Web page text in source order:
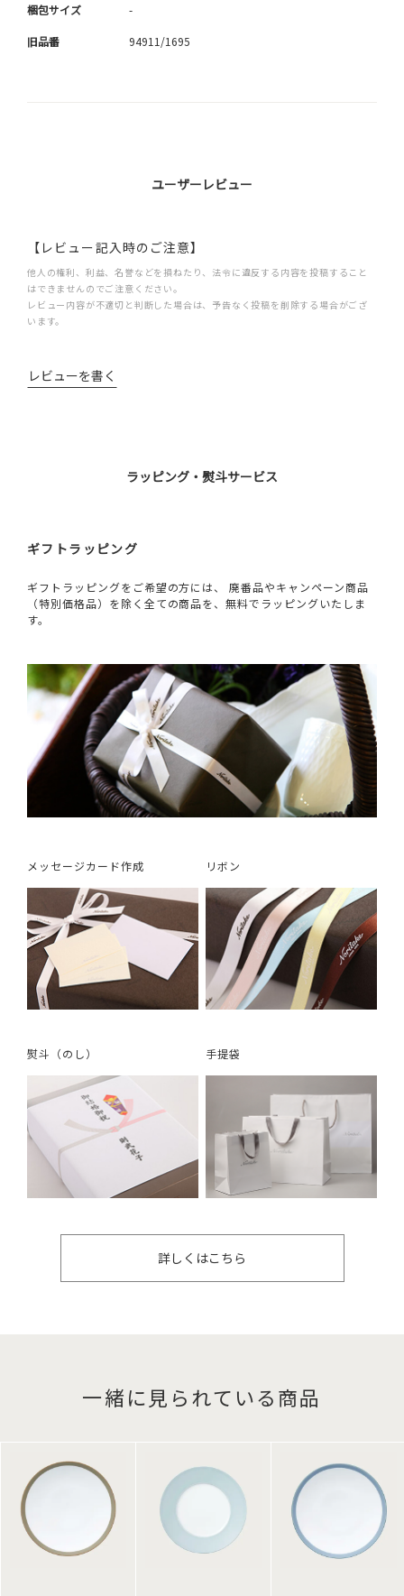
梱包サイズ -
旧品番 94911/1695
ユーザーレビュー
【レビュー記入時のご注意】
他人の権利、利益、名誉などを損ねたり、法令に違反する内容を投稿すること
はできませんのでご注意ください。
レビュー内容が不適切と判断した場合は、予告なく投稿を削除する場合がござ
います。
レビューを書く
ラッピング・熨斗サービス
ギフトラッピング
ギフトラッピングをご希望の方には、 廃番品やキャンペーン商品
（特別価格品）を除く全ての商品を、無料でラッピングいたしま
す。
メッセージカード作成 リボン
熨斗（のし） 手提袋
詳しくはこちら
一緒に見られている商品